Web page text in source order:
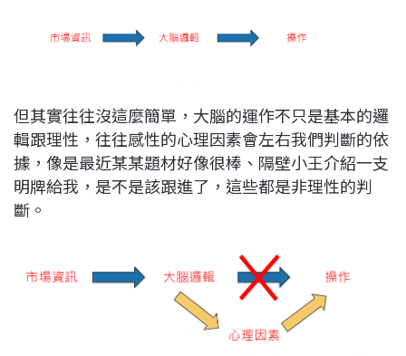
但其實往往沒這麼簡單，大腦的運作不只是基本的邏
輯跟理性，往往感性的心理因素會左右我們判斷的依
據，像是最近某某題材好像很棒、隔壁小王介紹一支
明牌給我，是不是該跟進了，這些都是非理性的判
斷。